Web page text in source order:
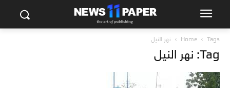
Home Tags نهر النيل
Tag: نهر النيل